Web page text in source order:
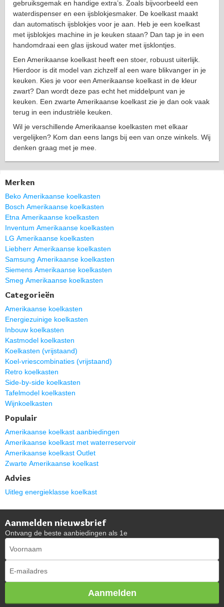
gebruiksgemak en handige extra’s. Zoals bijvoorbeeld een
waterdispenser en een ijsblokjesmaker. De koelkast maakt
dan automatisch ijsblokjes voor je aan. Heb je een koelkast
met ijsblokjes machine in je keuken staan? Dan tap je in een
handomdraai een glas ijskoud water met ijsklontjes.
Een Amerikaanse koelkast heeft een stoer, robuust uiterlijk.
Hierdoor is dit model van zichzelf al een ware blikvanger in je
keuken. Kies je voor een Amerikaanse koelkast in de kleur
zwart? Dan wordt deze pas echt het middelpunt van je
keuken. Een zwarte Amerikaanse koelkast zie je dan ook vaak
terug in een industriële keuken.
Wil je verschillende Amerikaanse koelkasten met elkaar
vergelijken? Kom dan eens langs bij een van onze winkels. Wij
denken graag met je mee.
Merken
Beko Amerikaanse koelkasten
Bosch Amerikaanse koelkasten
Etna Amerikaanse koelkasten
Inventum Amerikaanse koelkasten
LG Amerikaanse koelkasten
Liebherr Amerikaanse koelkasten
Samsung Amerikaanse koelkasten
Siemens Amerikaanse koelkasten
Smeg Amerikaanse koelkasten
Categorieën
Amerikaanse koelkasten
Energiezuinige koelkasten
Inbouw koelkasten
Kastmodel koelkasten
Koelkasten (vrijstaand)
Koel-vriescombinaties (vrijstaand)
Retro koelkasten
Side-by-side koelkasten
Tafelmodel koelkasten
Wijnkoelkasten
Populair
Amerikaanse koelkast aanbiedingen
Amerikaanse koelkast met waterreservoir
Amerikaanse koelkast Outlet
Zwarte Amerikaanse koelkast
Advies
Uitleg energieklasse koelkast
Aanmelden nieuwsbrief
Ontvang de beste aanbiedingen als 1e
Aanmelden